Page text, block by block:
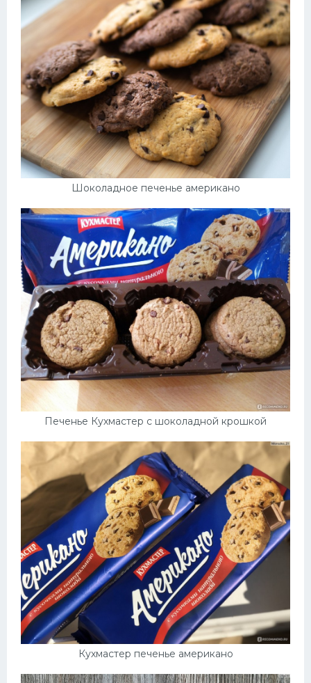
Шоколадное печенье американо
Печенье Кухмастер с шоколадной крошкой
Кухмастер печенье американо